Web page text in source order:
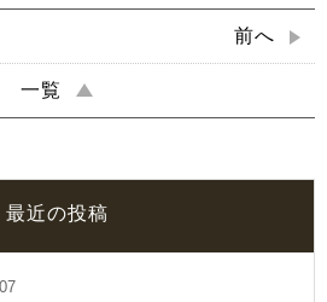
前へ
一覧
最近の投稿